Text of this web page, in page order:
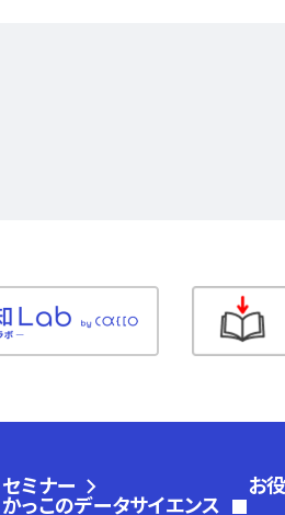
セミナー
お
かっこのデータサイエンス